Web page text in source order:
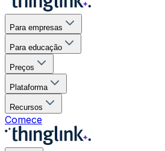
Para empresas
Para educação
Preços
Plataforma
Recursos
Comece